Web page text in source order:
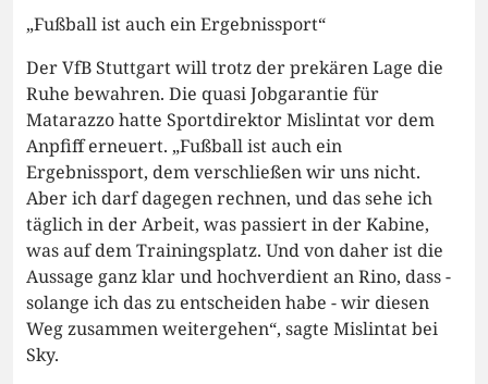
„Fußball ist auch ein Ergebnissport“
Der VfB Stuttgart will trotz der prekären Lage die
Ruhe bewahren. Die quasi Jobgarantie für
Matarazzo hatte Sportdirektor Mislintat vor dem
Anpfiff erneuert. „Fußball ist auch ein
Ergebnissport, dem verschließen wir uns nicht.
Aber ich darf dagegen rechnen, und das sehe ich
täglich in der Arbeit, was passiert in der Kabine,
was auf dem Trainingsplatz. Und von daher ist die
Aussage ganz klar und hochverdient an Rino, dass -
solange ich das zu entscheiden habe - wir diesen
Weg zusammen weitergehen“, sagte Mislintat bei
Sky.